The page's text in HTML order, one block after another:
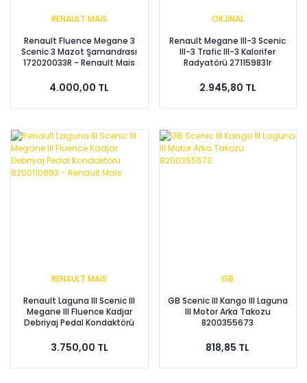
RENAULT MAİS
Renault Fluence Megane 3
Scenic 3 Mazot Şamandrası
172020033R - Renault Mais
4.000,00 TL
ORJİNAL
Renault Megane III-3 Scenic
III-3 Trafic III-3 Kalorifer
Radyatörü 271159831r
2.945,80 TL
RENAULT MAİS
Renault Laguna III Scenic III
Megane III Fluence Kadjar
Debriyaj Pedal Kondaktörü
3.750,00 TL
GB
GB Scenic III Kango III Laguna
III Motor Arka Takozu
8200355673
818,85 TL